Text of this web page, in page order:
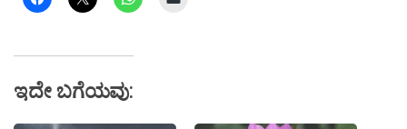
ಇದೇ ಬಗೆಯವು: